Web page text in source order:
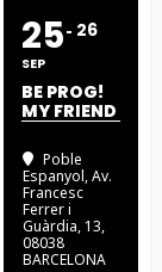
25
SEP
26
BE PROG!
MY FRIEND
Poble
Espanyol, Av.
Francesc
Ferrer i
Guàrdia, 13,
08038
BARCELONA